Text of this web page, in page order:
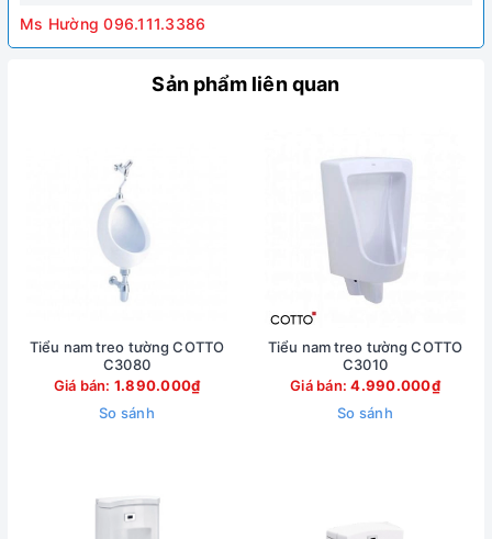
Ms Hường 096.111.3386
Sản phẩm liên quan
Tiểu nam treo tường COTTO
C3080
Giá bán: 1.890.000₫
So sánh
Tiểu nam treo tường COTTO
C3010
Giá bán:4.990.000₫
So sánh